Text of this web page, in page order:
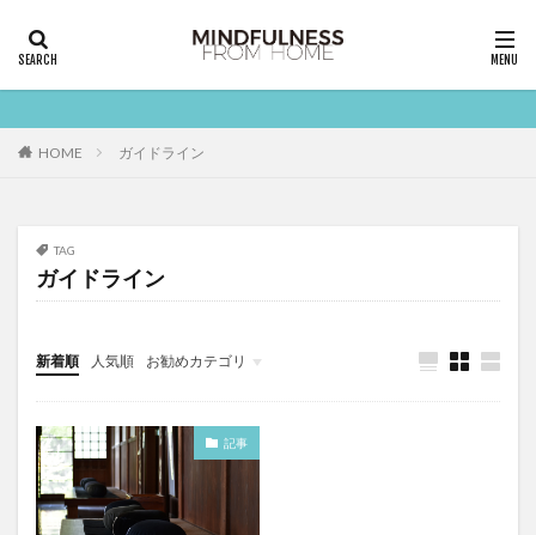
HOME ガイドライン
TAG
ガイドライン
新着順 人気順 お勧めカテゴリ
レッスン
記事